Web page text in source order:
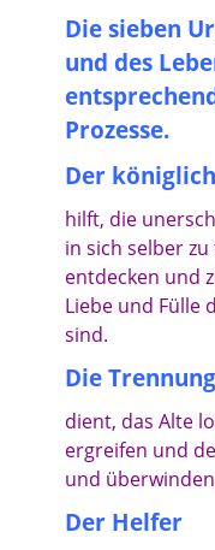
Die sieben
und des
Prozesse.
Der
hilft, die
in sich selber
entdecken und
Liebe und Fülle
sind.
Die
dient, das Alte
ergreifen und
und
Der Helfer